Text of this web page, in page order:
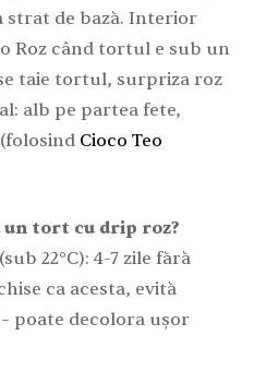
strat de bază. Interior
Roz când tortul e sub un
taie tortul, surpriza roz
alb pe partea fete,
Cioco Teo
un tort cu drip roz?
22°C): 4-7 zile fără
ca acesta, evită
poate decolora ușor